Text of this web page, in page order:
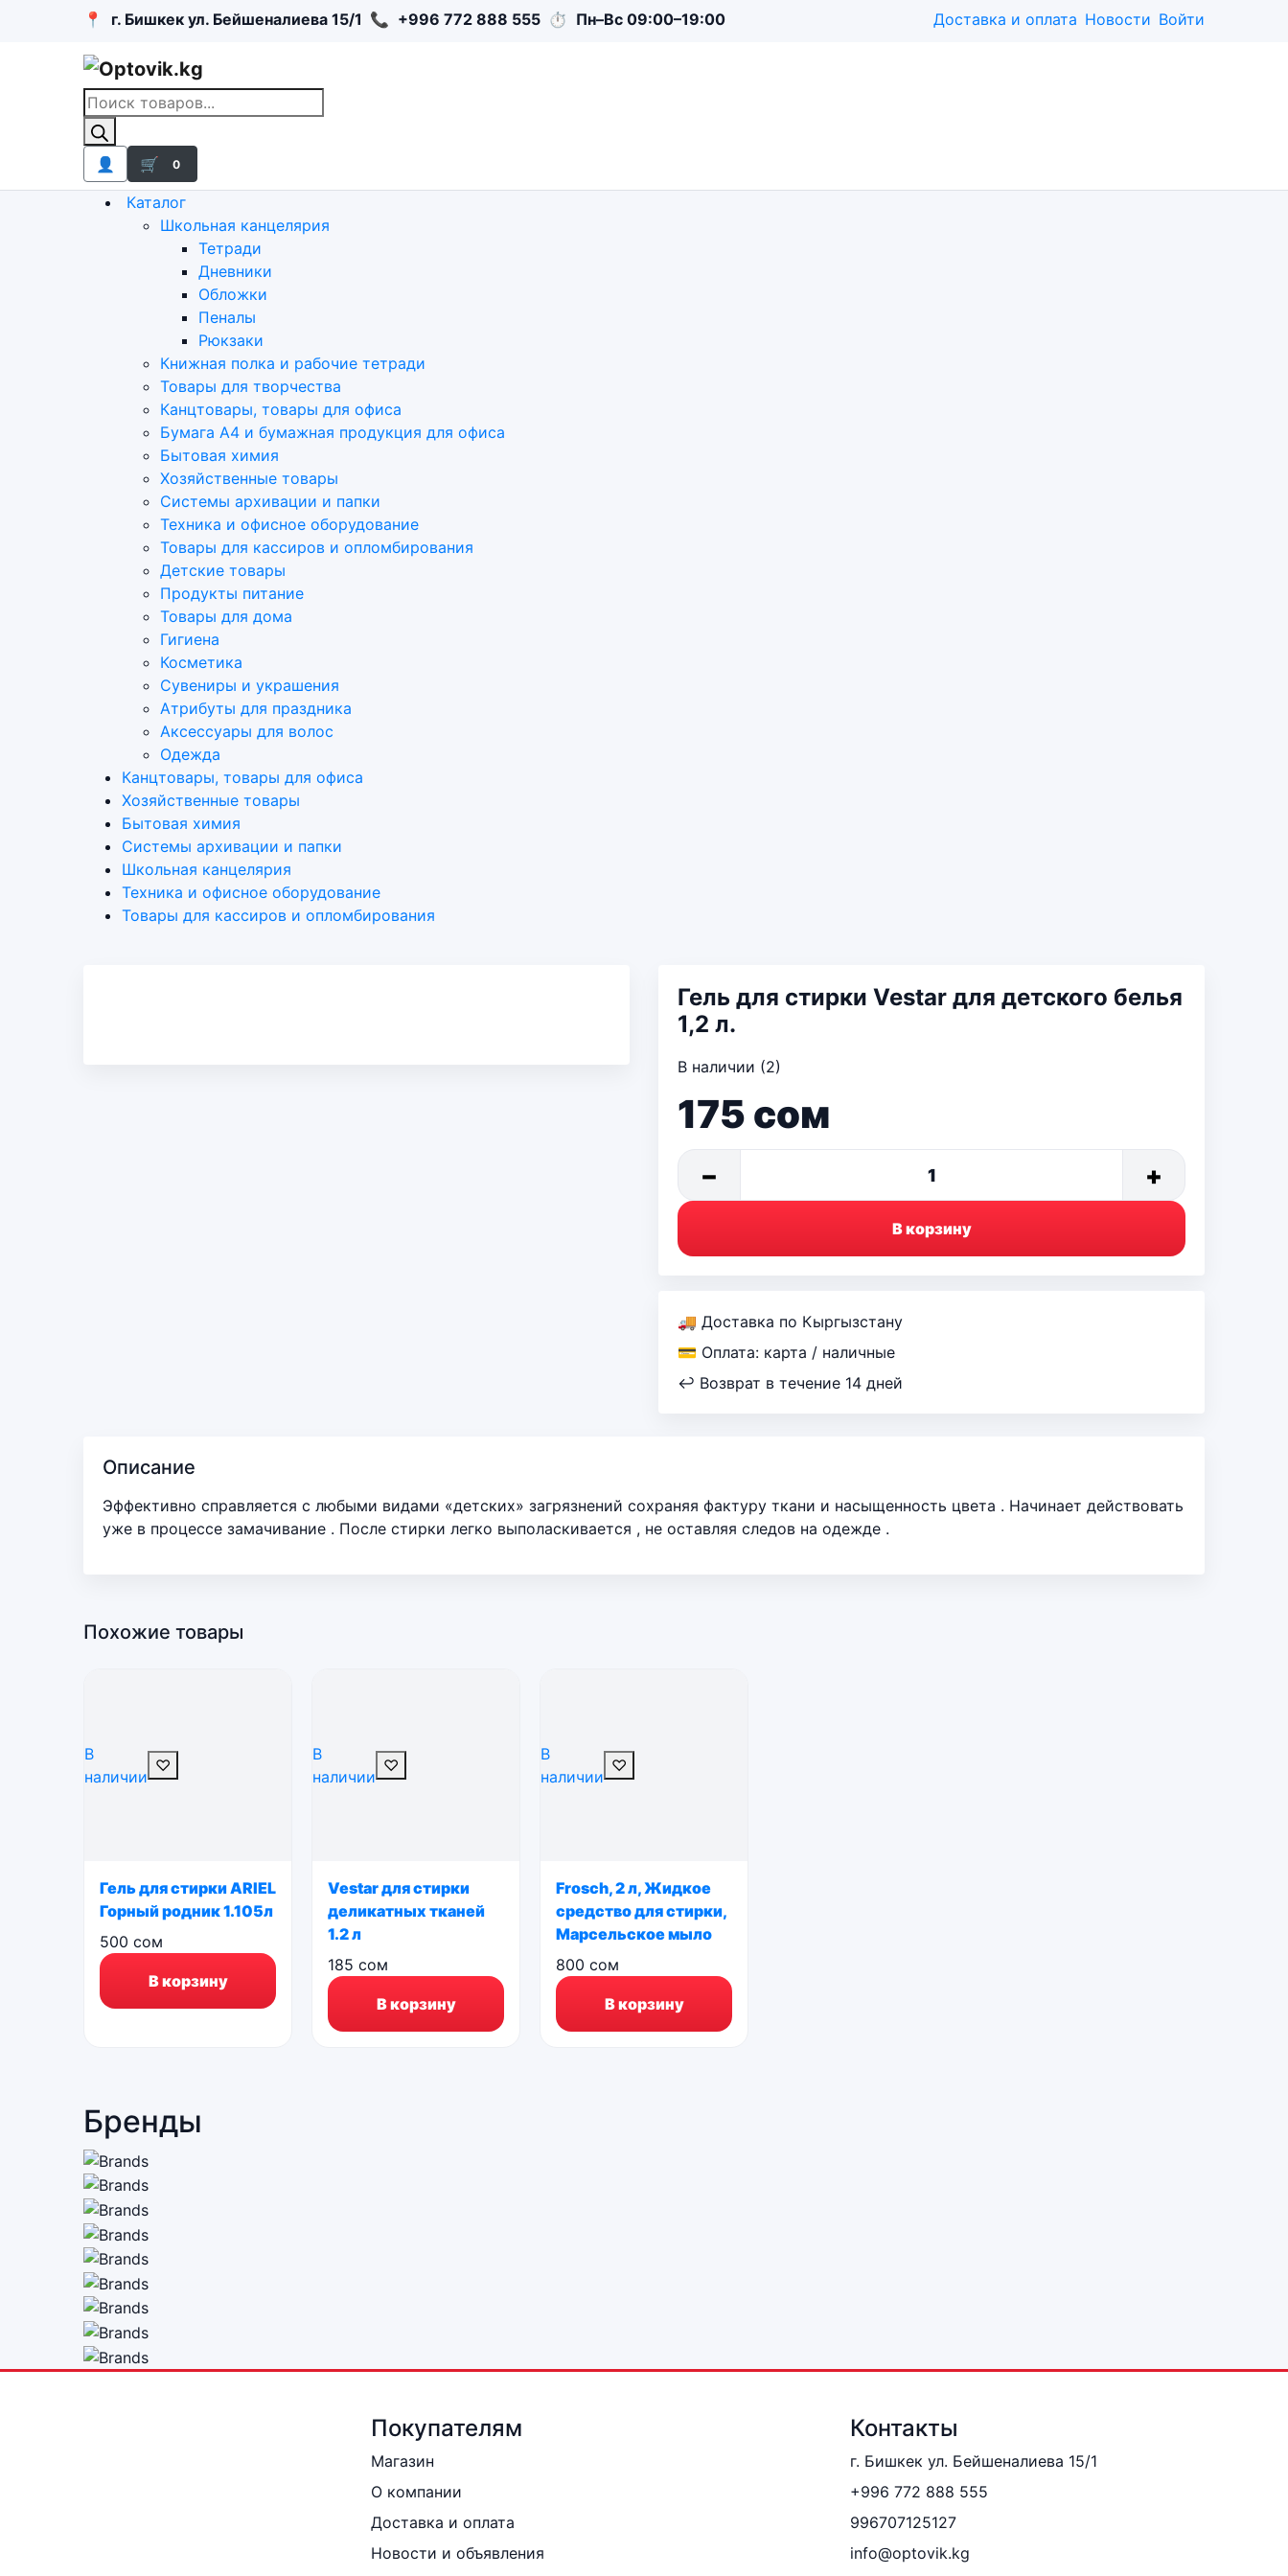
📍 г. Бишкек ул. Бейшеналиева 15/1 📞 +996 772 888 555 ⏱ Пн–Вс 09:00–19:00 Доставка и оплата Новости Войти
Поиск
товаров
👤 🛒 0
Каталог
Школьная канцелярия
Тетради
Дневники
Обложки
Пеналы
Рюкзаки
Книжная полка и рабочие тетради
Товары для творчества
Канцтовары, товары для офиса
Бумага А4 и бумажная продукция для офиса
Бытовая химия
Хозяйственные товары
Системы архивации и папки
Техника и офисное оборудование
Товары для кассиров и опломбирования
Детские товары
Продукты питание
Товары для дома
Гигиена
Косметика
Сувениры и украшения
Атрибуты для праздника
Аксеcсуары для волос
Одежда
Канцтовары, товары для офиса
Хозяйственные товары
Бытовая химия
Системы архивации и папки
Школьная канцелярия
Техника и офисное оборудование
Товары для кассиров и опломбирования
Гель для стирки Vestar для детского белья
1,2 л.
В наличии (2)
175 сом
− 1 +
В корзину
🚚 Доставка по Кыргызстану
💳 Оплата: карта / наличные
↩ Возврат в течение 14 дней
Описание
Эффективно справляется с любыми видами «детских» загрязнений сохраняя фактуру ткани и насыщенность цвета . Начинает действовать
уже в процессе замачивание . После стирки легко выполаскивается , не оставляя следов на одежде .
Похожие товары
В
наличии
♡
Гель для стирки ARIEL
Горный родник 1.105л
500 сом
В корзину
В
наличии
♡
Vestar для стирки
деликатных тканей
1.2 л
185 сом
В корзину
В
наличии
♡
Frosch, 2 л, Жидкое
средство для стирки,
Марсельское мыло
800 сом
В корзину
Бренды
Покупателям
Магазин
О компании
Доставка и оплата
Новости и объявления
Контакты
г. Бишкек ул. Бейшеналиева 15/1
+996 772 888 555
996707125127
info@optovik.kg